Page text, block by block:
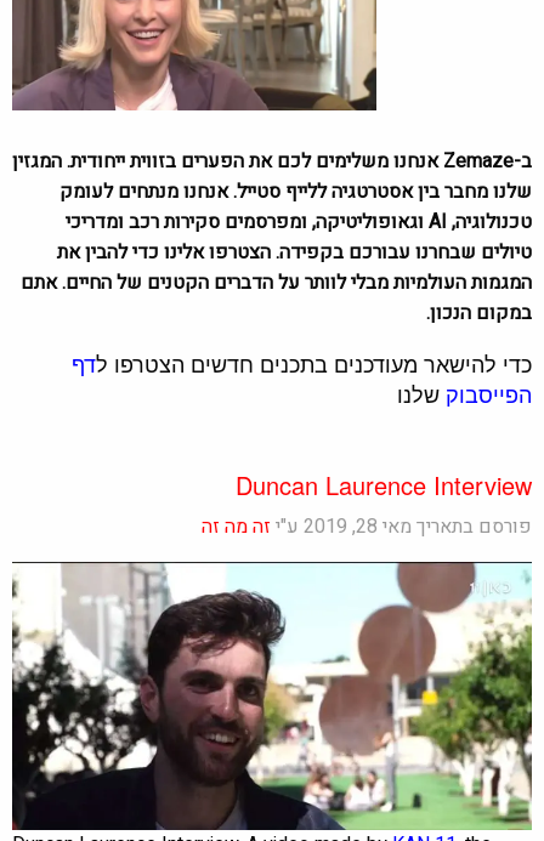
ב-Zemaze אנחנו משלימים לכם את הפערים בזווית ייחודית. המגזין
שלנו מחבר בין אסטרטגיה ללייף סטייל. אנחנו מנתחים לעומק
טכנולוגיה, AI וגאופוליטיקה, ומפרסמים סקירות רכב ומדריכי
טיולים שבחרנו עבורכם בקפידה. הצטרפו אלינו כדי להבין את
המגמות העולמיות מבלי לוותר על הדברים הקטנים של החיים. אתם
במקום הנכון.
כדי להישאר מעודכנים בתכנים חדשים הצטרפו ל דף
הפייסבוקשלנו
Duncan Laurence Interview
פורסם בתאריך מאי 28, 2019 ע"י זה מה זה